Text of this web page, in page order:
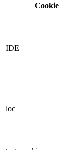
Cookie
IDE
loc